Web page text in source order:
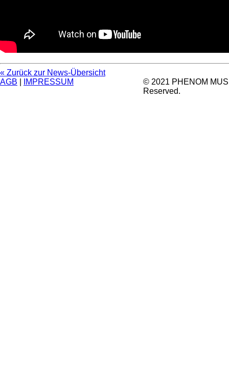
« Zurück zur News-Übersicht
AGB
IMPRESSUM
© 2021 PHENOM
Reserved.